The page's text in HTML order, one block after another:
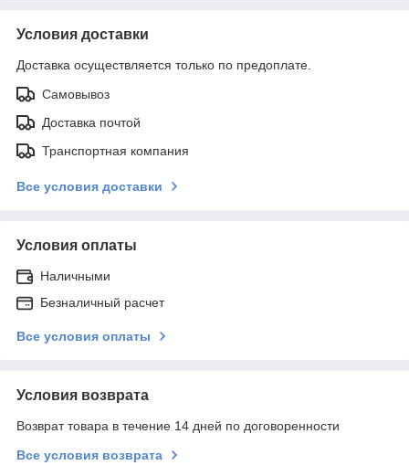
Условия доставки
Доставка осуществляется только по предоплате.
Самовывоз
Доставка почтой
Транспортная компания
Все условия доставки
Условия оплаты
Наличными
Безналичный расчет
Все условия оплаты
Условия возврата
Возврат товара в течение 14 дней по договоренности
Все условия возврата